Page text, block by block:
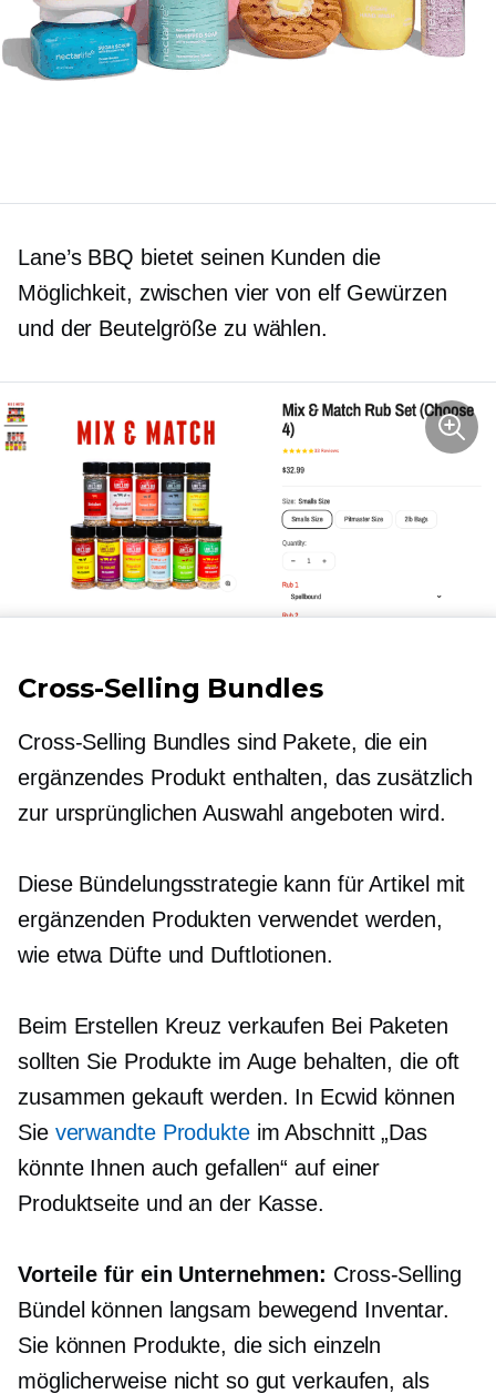
Lane’s BBQ bietet seinen Kunden die
Möglichkeit, zwischen vier von elf Gewürzen
und der Beutelgröße zu wählen.
Cross-Selling Bundles
Cross-Selling Bundles sind Pakete, die ein
ergänzendes Produkt enthalten, das zusätzlich
zur ursprünglichen Auswahl angeboten wird.
Diese Bündelungsstrategie kann für Artikel mit
ergänzenden Produkten verwendet werden,
wie etwa Düfte und Duftlotionen.
Beim Erstellen Kreuz verkaufen Bei Paketen
sollten Sie Produkte im Auge behalten, die oft
zusammen gekauft werden. In Ecwid können
Sie verwandte Produkteim Abschnitt „Das
könnte Ihnen auch gefallen“ auf einer
Produktseite und an der Kasse.
Vorteile für ein Unternehmen: Cross-Selling
Bündel können langsam bewegend Inventar.
Sie können Produkte, die sich einzeln
möglicherweise nicht so gut verkaufen, als